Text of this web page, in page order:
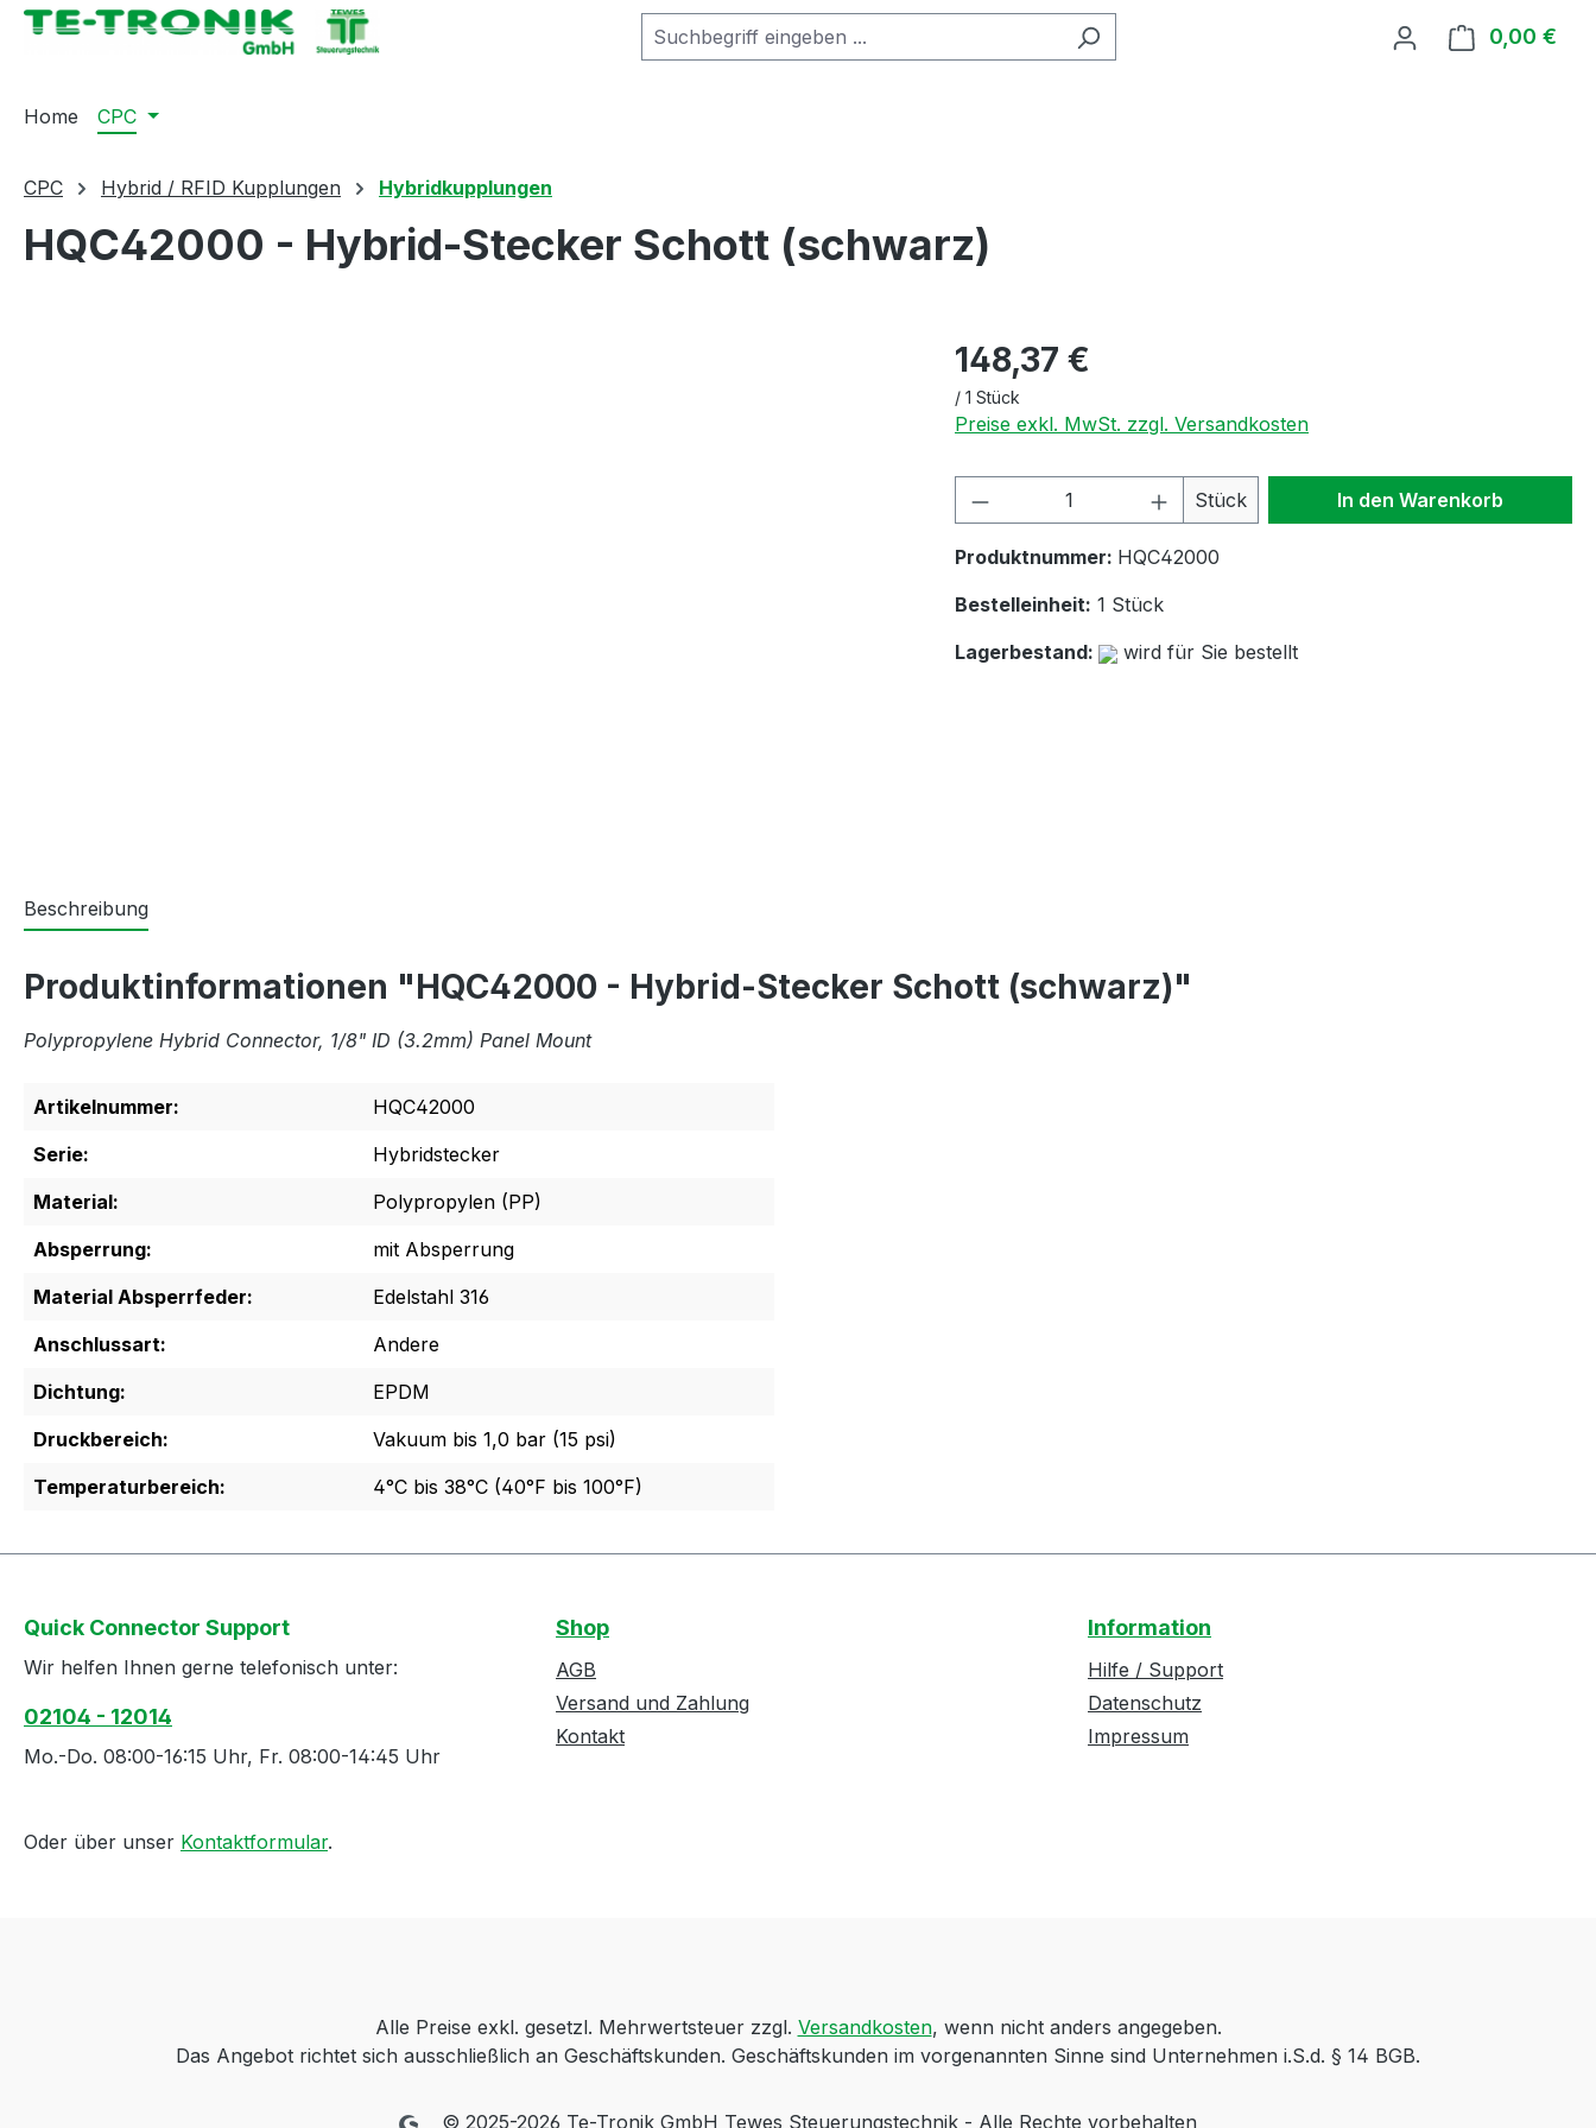
Zur Hauptnavigation springen 0,00 €
Home CPC
CPC Hybrid / RFID Kupplungen Hybridkupplungen
HQC42000 - Hybrid-Stecker Schott (schwarz)
148,37 €
/ 1 Stück
Preise exkl. MwSt. zzgl. Versandkosten
Produkt Anzahl: Gib den gewünschten Wert
Stück In den Warenkorb
Produktnummer: HQC42000
Bestelleinheit: 1 Stück
Lagerbestand:
wird für Sie bestellt
Beschreibung
Produktinformationen "HQC42000 - Hybrid-Stecker Schott (schwarz)"
Polypropylene Hybrid Connector, 1/8" ID (3.2mm) Panel Mount
Artikelnummer:
HQC42000
Serie:
Hybridstecker
Material:
Polypropylen (PP)
Absperrung:
mit Absperrung
Material Absperrfeder:
Edelstahl 316
Anschlussart:
Andere
Dichtung:
EPDM
Druckbereich:
Vakuum bis 1,0 bar (15 psi)
Temperaturbereich:
4°C bis 38°C (40°F bis 100°F)
Quick Connector Support
Wir helfen Ihnen gerne telefonisch unter:
02104 - 12014
Mo.-Do. 08:00-16:15 Uhr, Fr. 08:00-14:45 Uhr
Oder über unser Kontaktformular.
Shop
AGB
Versand und Zahlung
Kontakt
Information
Hilfe / Support
Datenschutz
Impressum
Alle Preise exkl. gesetzl. Mehrwertsteuer zzgl. Versandkosten, wenn nicht anders angegeben.
Das Angebot richtet sich ausschließlich an Geschäftskunden. Geschäftskunden im vorgenannten Sinne sind Unternehmen i.S.d. § 14 BGB.
© 2025-2026 Te-Tronik GmbH Tewes Steuerungstechnik - Alle Rechte vorbehalten